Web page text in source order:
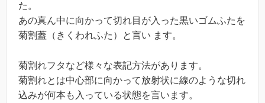
た。
あの真ん中に向かって切れ目が入った黒いゴムふたを
菊割蓋（きくわれふた）と言い ます。
菊割れフタなど様々な表記方法があります。
菊割れとは中心部に向かって放射状に線のような切れ
込みが何本も入っている状態を言います。